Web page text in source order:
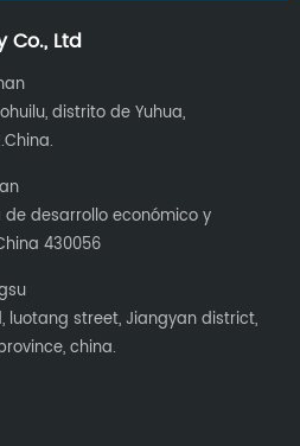
Co., Ltd
distrito de Yuhua,
de desarrollo económico y
430056
luotang street, Jiangyan district,
china.